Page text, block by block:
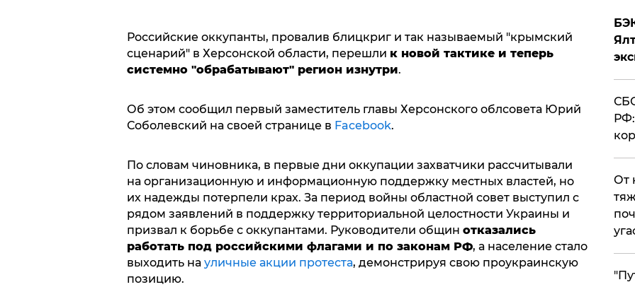
Российские оккупанты, провалив блицкриг и так называемый "крымский
сценарий" в Херсонской области, перешли к новой тактике и теперь
системно "обрабатывают" регион изнутри.
Об этом сообщил первый заместитель главы Херсонского облсовета Юрий
Соболевский на своей странице в Facebook.
По словам чиновника, в первые дни оккупации захватчики рассчитывали
на организационную и информационную поддержку местных властей, но
их надежды потерпели крах. За период войны областной совет выступил с
рядом заявлений в поддержку территориальной целостности Украины и
призвал к борьбе с оккупантами. Руководители общин отказались
работать под российскими флагами и по законам РФ, а население стало
выходить на уличные акции протеста, демонстрируя свою проукраинскую
позицию.
От